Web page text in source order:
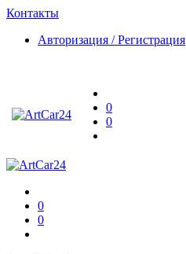
Контакты
Авторизация / Регистрация
0
0
0
0